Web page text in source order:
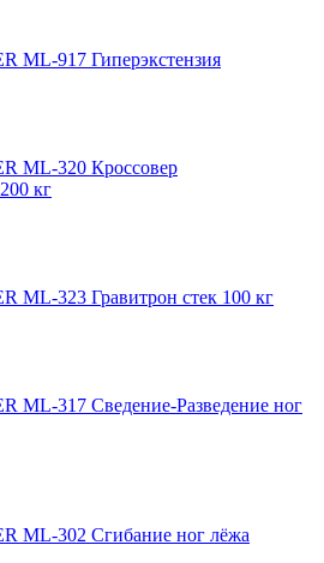
ML-917 Гиперэкстензия
ML-320 Кроссовер
кг
ML-323 Гравитрон стек 100 кг
ML-317 Сведение-Разведение ног
ML-302 Сгибание ног лёжа